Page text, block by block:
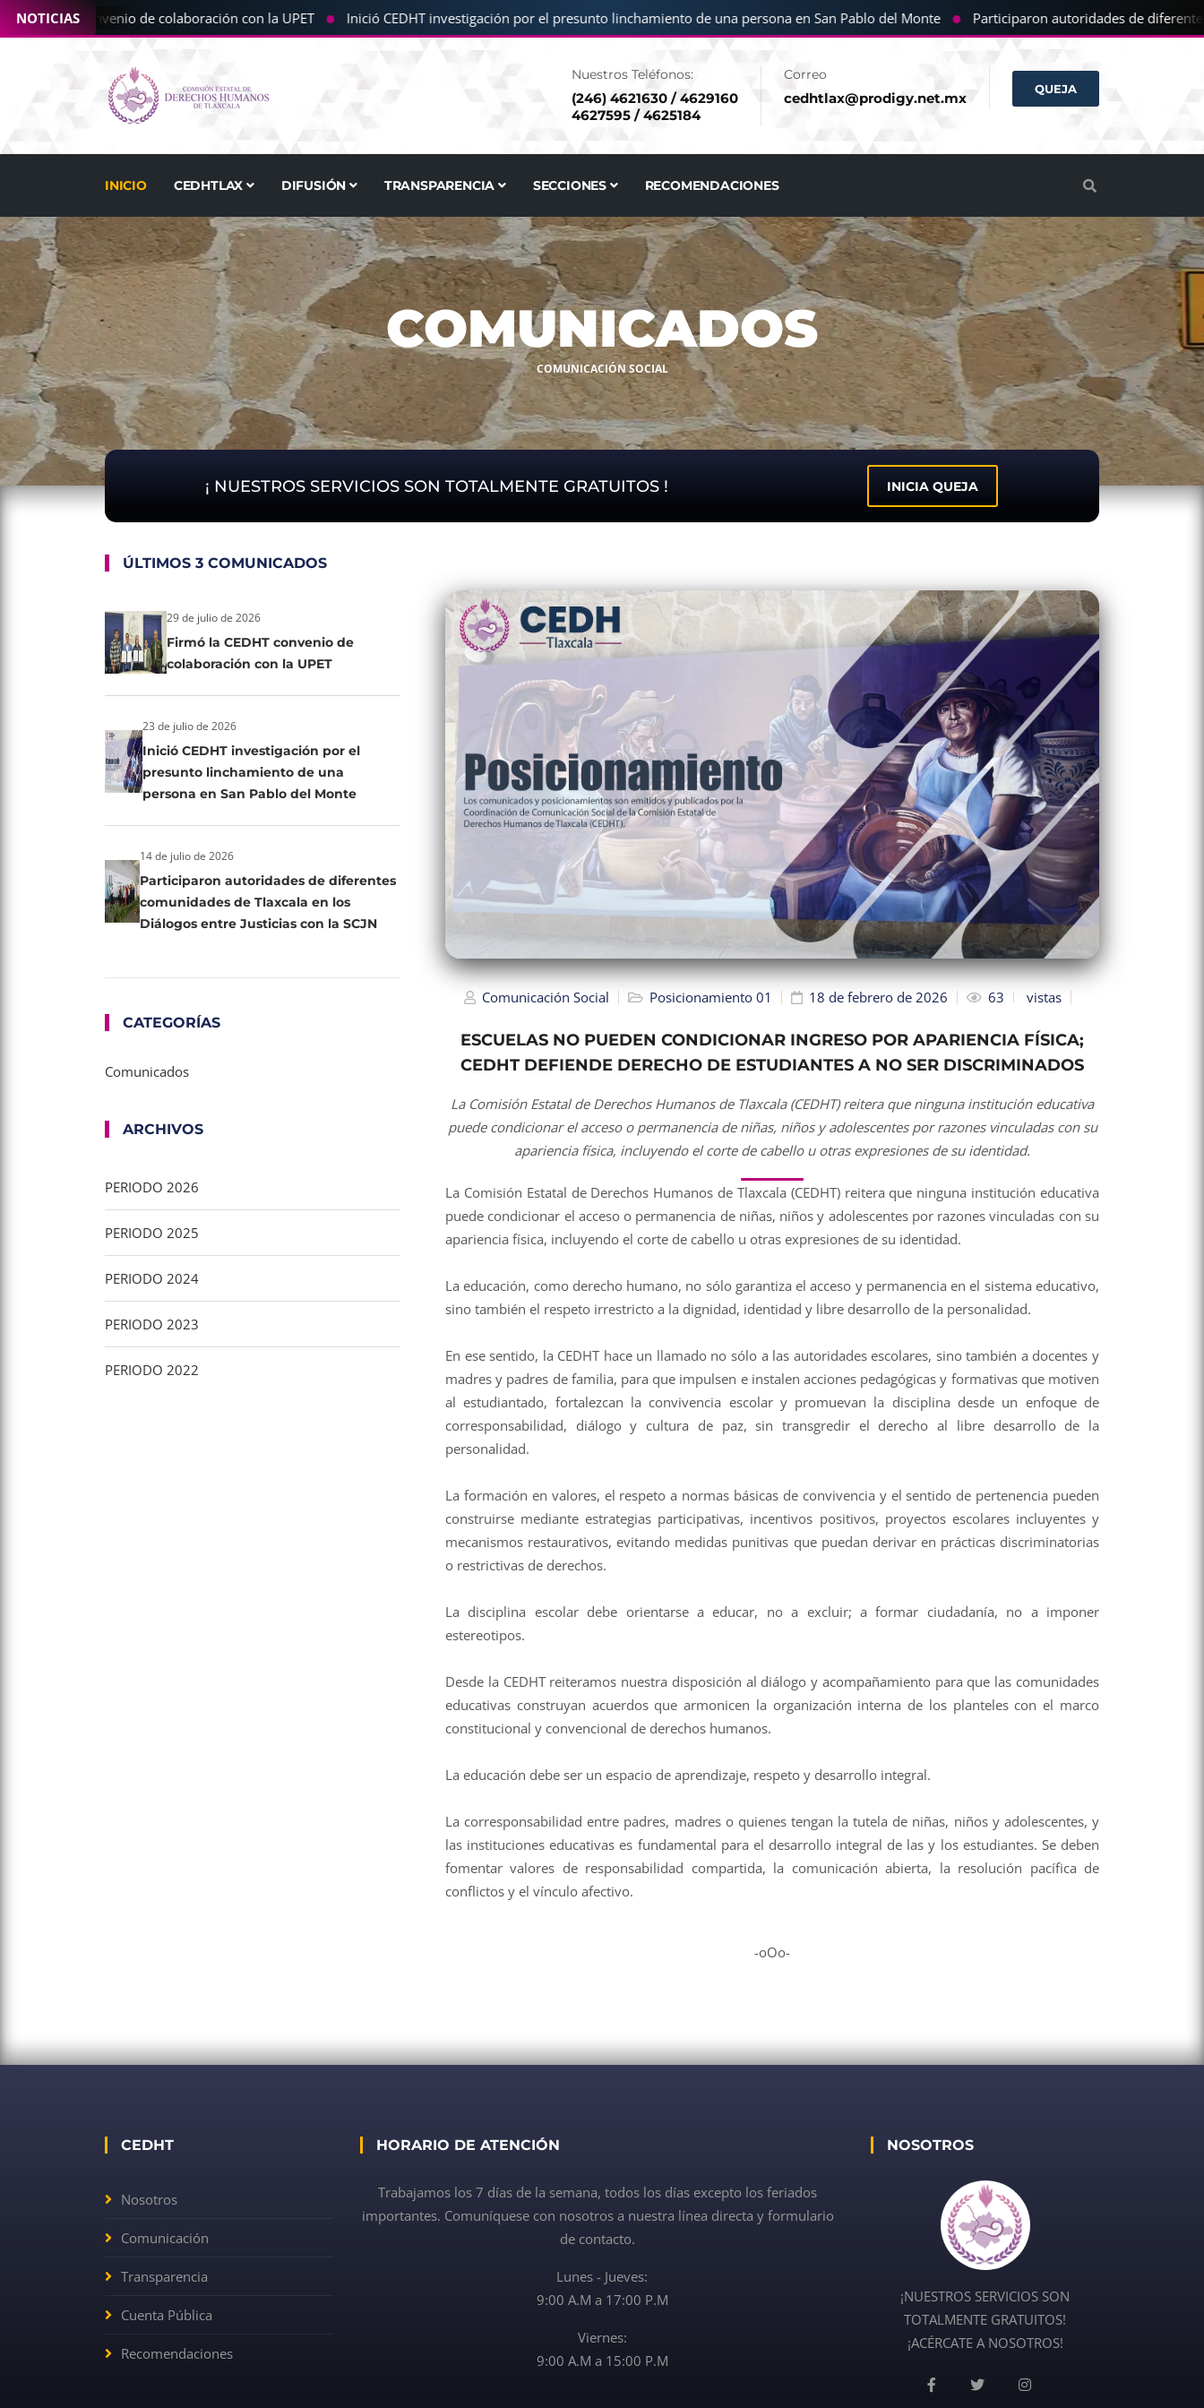
NOTICIAS
CEDHT convenio de colaboración con la UPET ● Inició CEDHT investigación por el presunto linchamiento de una persona en San Pablo del Monte ● Participaron autoridades de diferentes
Nuestros Teléfonos:
(246) 4621630 / 4629160
4627595 / 4625184
Correo
cedhtlax@prodigy.net.mx
QUEJA
INICIO CEDHTLAX DIFUSIÓN TRANSPARENCIA SECCIONES RECOMENDACIONES
COMUNICADOS
COMUNICACIÓN SOCIAL
¡ NUESTROS SERVICIOS SON TOTALMENTE GRATUITOS ! INICIA QUEJA
Comunicación Social Posicionamiento 01 18 de febrero de 2026 63 vistas
ESCUELAS NO PUEDEN CONDICIONAR INGRESO POR APARIENCIA FÍSICA;
CEDHT DEFIENDE DERECHO DE ESTUDIANTES A NO SER DISCRIMINADOS
La Comisión Estatal de Derechos Humanos de Tlaxcala (CEDHT) reitera que ninguna institución educativa
puede condicionar el acceso o permanencia de niñas, niños y adolescentes por razones vinculadas con su
apariencia física, incluyendo el corte de cabello u otras expresiones de su identidad.
La Comisión Estatal de Derechos Humanos de Tlaxcala (CEDHT) reitera que ninguna institución educativa
puede condicionar el acceso o permanencia de niñas, niños y adolescentes por razones vinculadas con su
apariencia física, incluyendo el corte de cabello u otras expresiones de su identidad.
La educación, como derecho humano, no sólo garantiza el acceso y permanencia en el sistema educativo,
sino también el respeto irrestricto a la dignidad, identidad y libre desarrollo de la personalidad.
En ese sentido, la CEDHT hace un llamado no sólo a las autoridades escolares, sino también a docentes y
madres y padres de familia, para que impulsen e instalen acciones pedagógicas y formativas que motiven
al estudiantado, fortalezcan la convivencia escolar y promuevan la disciplina desde un enfoque de
corresponsabilidad, diálogo y cultura de paz, sin transgredir el derecho al libre desarrollo de la
personalidad.
La formación en valores, el respeto a normas básicas de convivencia y el sentido de pertenencia pueden
construirse mediante estrategias participativas, incentivos positivos, proyectos escolares incluyentes y
mecanismos restaurativos, evitando medidas punitivas que puedan derivar en prácticas discriminatorias
o restrictivas de derechos.
La disciplina escolar debe orientarse a educar, no a excluir; a formar ciudadanía, no a imponer
estereotipos.
Desde la CEDHT reiteramos nuestra disposición al diálogo y acompañamiento para que las comunidades
educativas construyan acuerdos que armonicen la organización interna de los planteles con el marco
constitucional y convencional de derechos humanos.
La educación debe ser un espacio de aprendizaje, respeto y desarrollo integral.
La corresponsabilidad entre padres, madres o quienes tengan la tutela de niñas, niños y adolescentes, y
las instituciones educativas es fundamental para el desarrollo integral de las y los estudiantes. Se deben
fomentar valores de responsabilidad compartida, la comunicación abierta, la resolución pacífica de
conflictos y el vínculo afectivo.
-oOo-
ÚLTIMOS 3 COMUNICADOS
29 de julio de 2026
Firmó la CEDHT convenio de
colaboración con la UPET
23 de julio de 2026
Inició CEDHT investigación por el
presunto linchamiento de una
persona en San Pablo del Monte
14 de julio de 2026
Participaron autoridades de diferentes
comunidades de Tlaxcala en los
Diálogos entre Justicias con la SCJN
CATEGORÍAS
Comunicados
ARCHIVOS
PERIODO 2026
PERIODO 2025
PERIODO 2024
PERIODO 2023
PERIODO 2022
CEDHT
Nosotros
Comunicación
Transparencia
Cuenta Pública
Recomendaciones
HORARIO DE ATENCIÓN
Trabajamos los 7 días de la semana, todos los días excepto los feriados
importantes. Comuníquese con nosotros a nuestra línea directa y formulario
de contacto.
Lunes - Jueves:
9:00 A.M a 17:00 P.M
Viernes:
9:00 A.M a 15:00 P.M
NOSOTROS
¡NUESTROS SERVICIOS SON
TOTALMENTE GRATUITOS!
¡ACÉRCATE A NOSOTROS!